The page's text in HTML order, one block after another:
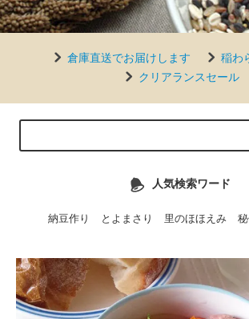
倉庫直送でお届けします
稲わ
クリアランスセール
人気検索ワード
納豆作り とよまさり 里のほほえみ